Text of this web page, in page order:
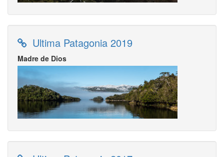
Ultima Patagonia 2019
Madre de Dios